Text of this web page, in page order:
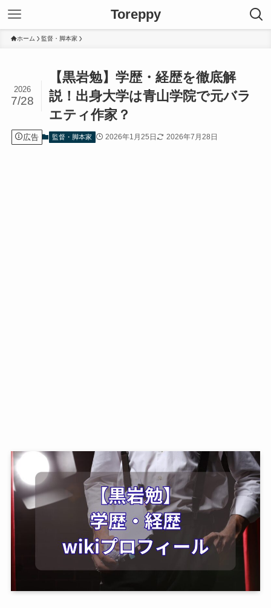
Toreppy
ホーム 監督・脚本家
【黒岩勉】学歴・経歴を徹底解
説！出身大学は青山学院で元バラ
エティ作家？
2026
7/28
広告 監督・脚本家 2026年1月25日 2026年7月28日